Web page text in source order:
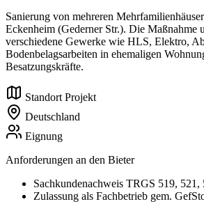
Sanierung von mehreren
Eckenheim (Gederner Str.). Die Maßnahme
verschiedene Gewerke wie HLS, Elektro,
Bodenbelagsarbeiten in ehemaligen
Besatzungskräfte.
Standort Projekt
Deutschland
Eignung
Anforderungen an den Bieter
Sachkundenachweis TRGS 519,
Zulassung als Fachbetrieb gem.